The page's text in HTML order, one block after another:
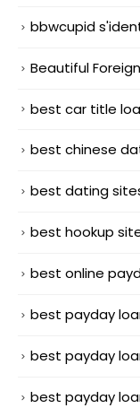
bbwcupid
Beautiful
best car title
best chinese
best dating
best hookup
best online
best payday
best payday
best payday